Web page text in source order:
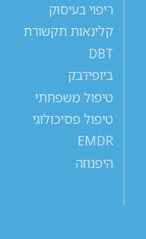
ריפוי בעיסוק
קלינאות תקשורת
DBT
ביופידבק
טיפול משפחתי
טיפול פסיכולוגי
EMDR
היפנוזה